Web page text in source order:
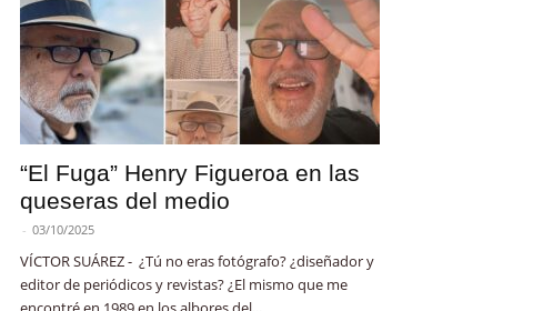
“El Fuga” Henry Figueroa en las
queseras del medio
- 03/10/2025
VÍCTOR SUÁREZ - ¿Tú no eras fotógrafo? ¿diseñador y
editor de periódicos y revistas? ¿El mismo que me